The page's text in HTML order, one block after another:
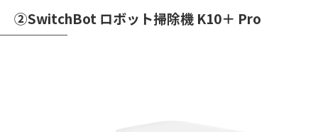
②SwitchBot ロボット掃除機 K10＋ Pro